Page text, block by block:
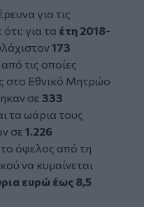
για τις
για τα έτη 2018-
173
τις οποίες
στο Εθνικό Μητρώο
σε 333
τα ωάρια τους
σε 1.226
όφελος από τη
να κυμαίνεται
ευρώ έως 8,5